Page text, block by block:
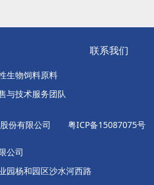
生物饲料原料
与技术服务团队
联系我们
公司
园杨和园区沙水河西路
股份有限公司 粤ICP备15087075号